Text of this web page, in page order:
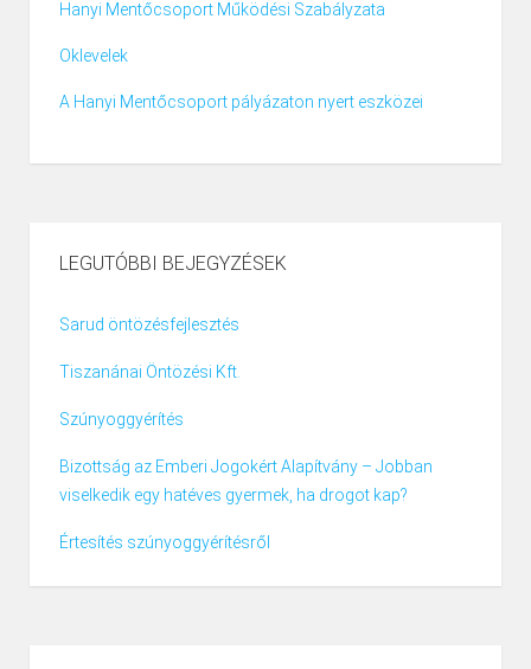
Hanyi Mentőcsoport Működési Szabályzata
Oklevelek
A Hanyi Mentőcsoport pályázaton nyert eszközei
LEGUTÓBBI BEJEGYZÉSEK
Sarud öntözésfejlesztés
Tiszanánai Öntözési Kft.
Szúnyoggyérítés
Bizottság az Emberi Jogokért Alapítvány – Jobban
viselkedik egy hatéves gyermek, ha drogot kap?
Értesítés szúnyoggyérítésről